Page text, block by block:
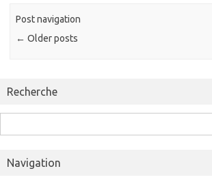
Post navigation
← Older posts
Recherche
Navigation